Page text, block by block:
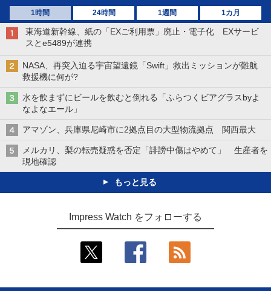
1時間 24時間 1週間 1カ月
東海道新幹線、紙の「EXご利用票」廃止・電子化 EXサービ
スとe5489が連携
NASA、再突入迫る宇宙望遠鏡「Swift」救出ミッションが難航
救援機に何が?
水を飲まずにビールを飲むと倒れる「ふらつくビアグラスbyよ
なよなエール」
アマゾン、兵庫県尼崎市に2拠点目の大型物流拠点 関西最大
メルカリ、梨の転売疑惑を否定「誹謗中傷はやめて」 生産者を
現地確認
もっと見る
Impress Watch をフォローする